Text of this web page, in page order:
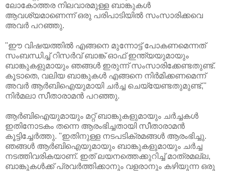
ലോകോത്തര നിലവാരമുള്ള ബാങ്കുകൾ
ആവശ്യമാണെന്ന് ഒരു പരിപാടിയിൽ സംസാരിക്കവെ
അവർ പറഞ്ഞു.
''ഈ വിഷയത്തിൽ എങ്ങനെ മുന്നോട്ട് പോകണമെന്നത്
സംബന്ധിച്ച് റിസർവ് ബാങ്ക് ഓഫ് ഇന്ത്യയുമായും
ബാങ്കുകളുമായും ഞങ്ങൾ ഇരുന്ന് സംസാരിക്കേണ്ടതുണ്ട്.
കൂടാതെ, വലിയ ബാങ്കുകൾ എങ്ങനെ നിർമിക്കണമെന്ന്
അവർ ആർബിഐയുമായി ചർച്ച ചെയ്യേണ്ടതുമുണ്ട്,''
നിർമലാ സീതാരാമൻ പറഞ്ഞു.
ആർബിഐയുമായും മറ്റ് ബാങ്കുകളുമായും ചർച്ചകൾ
ഇതിനോടകം തന്നെ ആരംഭിച്ചതായി സീതാരാമൻ
കൂട്ടിച്ചേർത്തു. ''ഇതിനുള്ള നടപടിക്രമങ്ങൾ ആരംഭിച്ചു.
ഞങ്ങൾ ആർബിഐയുമായും ബാങ്കുകളുമായും ചർച്ച
നടത്തിവരികയാണ്. ഇത് ലയനത്തെക്കുറിച്ച് മാത്രമല്ല,
ബാങ്കുകൾക്ക് പ്രവർത്തിക്കാനും വളരാനും കഴിയുന്ന ഒരു